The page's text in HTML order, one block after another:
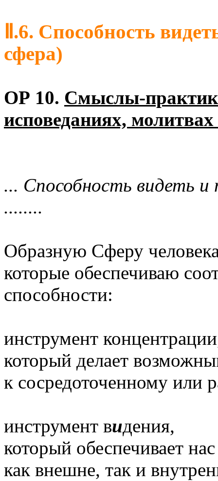
Ⅱ.6. Способность
сфера)
ОР 10. Смыслы-практик
исповеданиях,
... Способность видеть
........
Образную Сферу
которые обеспечиваю
способности:
инструмент
который делает
к сосредоточенному или
инструмент видения,
который обеспечивает
как внешне, так и